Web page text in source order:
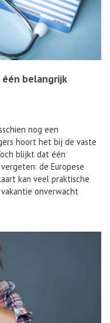
belangrijk
nog een
hoort het bij de vaste
blijkt dat één
de Europese
kan veel praktische
onverwacht